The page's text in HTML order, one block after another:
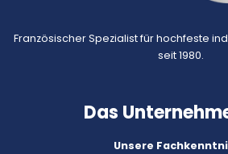
Französischer Spezialist für hochfeste
seit 1980.
Das
Unsere